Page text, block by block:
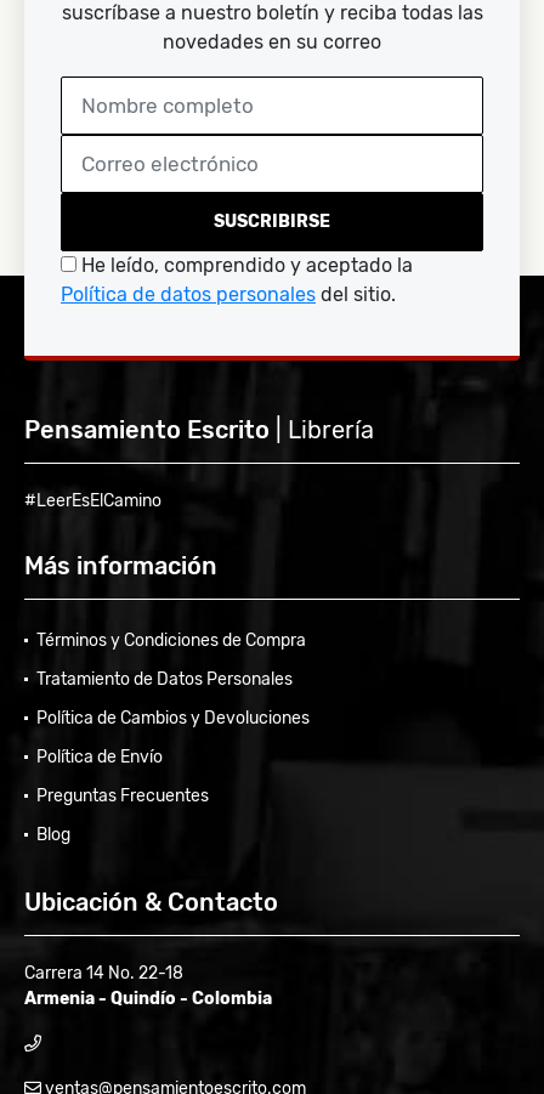
suscríbase a nuestro boletín y reciba todas las
novedades en su correo
SUSCRIBIRSE
He leído, comprendido y aceptado la
Política de datos personales del sitio.
Pensamiento Escrito | Librería
#LeerEsElCamino
Más información
Términos y Condiciones de Compra
Tratamiento de Datos Personales
Política de Cambios y Devoluciones
Política de Envío
Preguntas Frecuentes
Blog
Ubicación & Contacto
Carrera 14 No. 22-18
Armenia - Quindío - Colombia
ventas@pensamientoescrito.com